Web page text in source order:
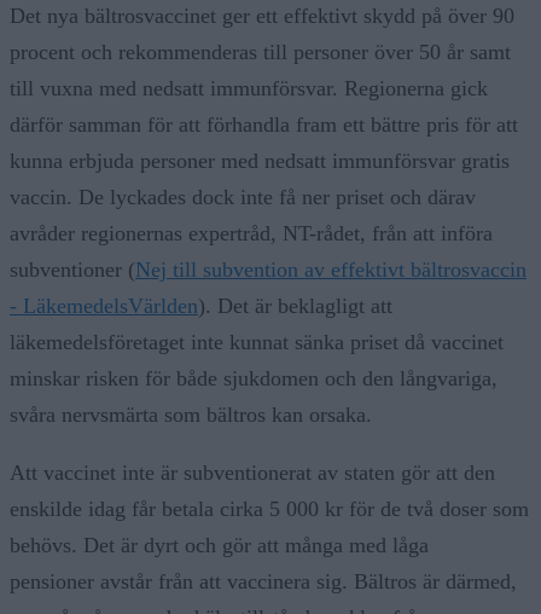
Det nya bältrosvaccinet ger ett effektivt skydd på över 90
procent och rekommenderas till personer över 50 år samt
till vuxna med nedsatt immunförsvar. Regionerna gick
därför samman för att förhandla fram ett bättre pris för att
kunna erbjuda personer med nedsatt immunförsvar gratis
vaccin. De lyckades dock inte få ner priset och därav
avråder regionernas expertråd, NT-rådet, från att införa
subventioner (Nej till subvention av effektivt bältrosvaccin
- LäkemedelsVärlden). Det är beklagligt att
läkemedelsföretaget inte kunnat sänka priset då vaccinet
minskar risken för både sjukdomen och den långvariga,
svåra nervsmärta som bältros kan orsaka.
Att vaccinet inte är subventionerat av staten gör att den
enskilde idag får betala cirka 5 000 kr för de två doser som
behövs. Det är dyrt och gör att många med låga
pensioner avstår från att vaccinera sig. Bältros är därmed,